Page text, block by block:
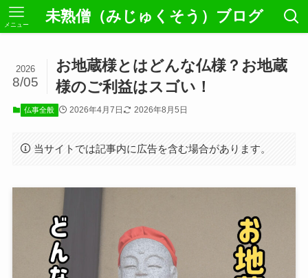
未熟僧（みじゅくそう）ブログ
メニュー
お地蔵様とはどんな仏様？お地蔵
様のご利益はスゴい！
2026
8/05
仏事全般 2026年4月7日 2026年8月5日
当サイトでは記事内に広告を含む場合があります。